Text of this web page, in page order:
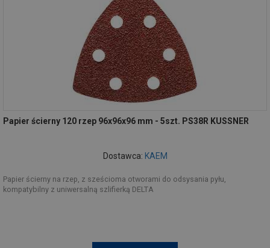
Papier ścierny 120 rzep 96x96x96 mm - 5szt. PS38R KUSSNER
Dostawca: KAEM
Papier ścierny na rzep, z sześcioma otworami do odsysania pyłu,
kompatybilny z uniwersalną szlifierką DELTA